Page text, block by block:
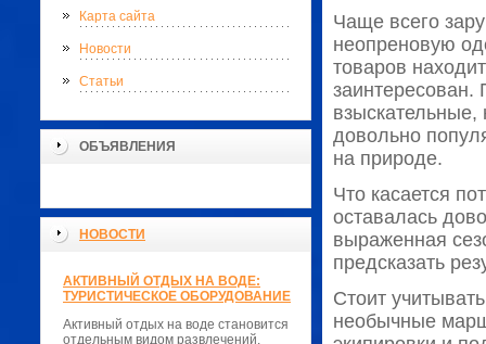
Карта сайта
Новости
Статьи
ОБЪЯВЛЕНИЯ
НОВОСТИ
АКТИВНЫЙ ОТДЫХ НА ВОДЕ:
ТУРИСТИЧЕСКОЕ ОБОРУДОВАНИЕ
Активный отдых на воде становится
отдельным видом развлечений.
Чаще всего
неопреновую
товаров
заинтересован.
довольно
на природе.
Что касается
оставалась
выраженная
предсказать
Стоит
необычные